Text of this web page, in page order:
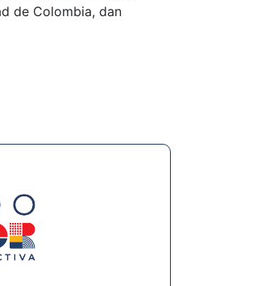
de Colombia, dan